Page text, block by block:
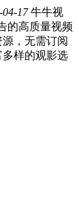
04-17 牛牛视
的高质量视频
，无需订阅
样的观影选